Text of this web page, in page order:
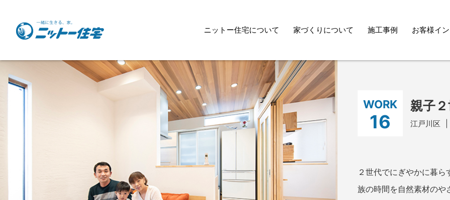
ニットー住宅について 家づくりについて 施工事例 お客様イ
ニットー住宅について
スローガン
スタッフ紹介
天然木スタジオ
企業活動のご紹介
協力業者様募集
商品ラインナップ
ニット
家
安心快
家づく
アフタ
WORK
16
親子２
江戸川区
２世代でにぎやかに暮
族の時間を自然素材のや